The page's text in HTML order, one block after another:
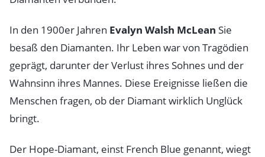
In den 1900er Jahren Evalyn Walsh McLean Sie
besaß den Diamanten. Ihr Leben war von Tragödien
geprägt, darunter der Verlust ihres Sohnes und der
Wahnsinn ihres Mannes. Diese Ereignisse ließen die
Menschen fragen, ob der Diamant wirklich Unglück
bringt.
Der Hope-Diamant, einst French Blue genannt, wiegt